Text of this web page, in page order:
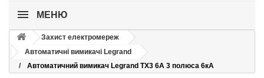
МЕНЮ
Захист електромереж
Автоматичні вимикачі Legrand
Автоматичний вимикач Legrand TX3 6A 3 полюса 6кА